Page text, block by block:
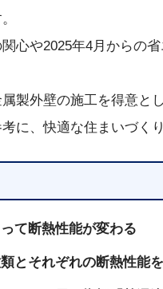
心や2025年4月からの
製外壁の施工を得意と
に、快適な住まいづく
て断熱性能が変わる
とそれぞれの断熱性能